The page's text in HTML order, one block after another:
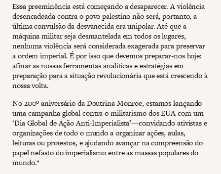
Essa preeminência está começando a desaparecer. A violência
desencadeada contra o povo palestino não será, portanto, a
última convulsão da desvanecida era unipolar. Até que a
máquina militar seja desmantelada em todos os lugares,
nenhuma violência será considerada exagerada para preservar
a ordem imperial. É por isso que devemos preparar-nos hoje:
afinar as nossas ferramentas analíticas e estratégias em
preparação para a situação revolucionária que está crescendo à
nossa volta.
No 200º aniversário da Doutrina Monroe, estamos lançando
uma campanha global contra o militarismo dos EUA com um
‘Dia Global de Ação Anti-Imperialista’—convidando ativistas e
organizações de todo o mundo a organizar ações, aulas,
leituras ou protestos, e ajudando avançar na compreensão do
papel nefasto do imperialismo entre as massas populares do
mundo.*